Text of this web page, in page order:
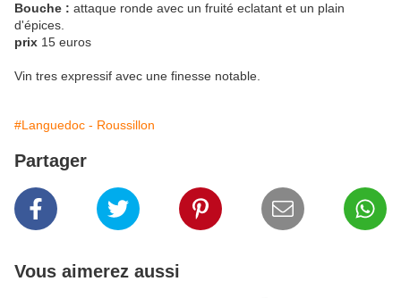
Bouche : attaque ronde avec un fruité eclatant et un plain
d'épices.
prix 15 euros
Vin tres expressif avec une finesse notable.
#Languedoc - Roussillon
Partager
Vous aimerez aussi